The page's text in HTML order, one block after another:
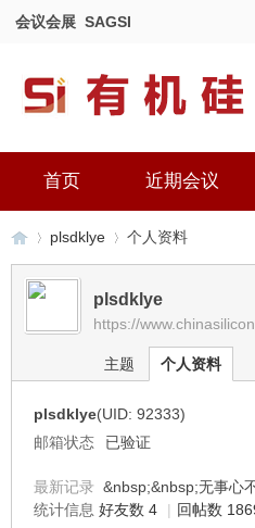
会议会展 SAGSI
首页 近期会议
有›
plsdklye
›
个人资料
plsdklye
https://
主题 个人资料
plsdklye(UID: 92333)
邮箱状态
已验证
最新记录 &nbsp;&nbsp;无事心
统计信息 好友数 4 | 回帖数